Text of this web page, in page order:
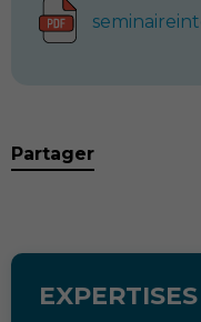
Partager